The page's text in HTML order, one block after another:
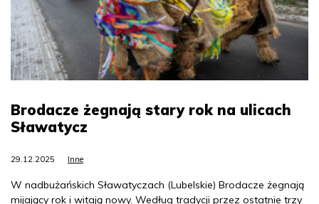
Brodacze żegnają stary rok na ulicach
Sławatycz
29.12.2025 Inne
W nadbużańskich Sławatyczach (Lubelskie) Brodacze żegnają
mijający rok i witają nowy. Według tradycji przez ostatnie trzy